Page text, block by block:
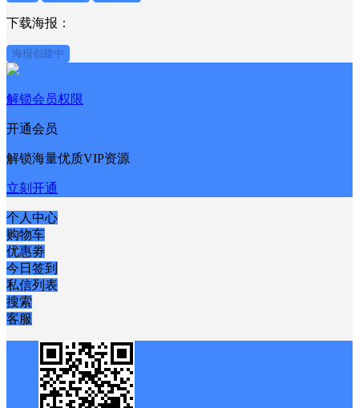
下载海报：
海报创建中
解锁会员权限
开通会员
解锁海量优质VIP资源
立刻开通
个人中心
购物车
优惠劵
今日签到
私信列表
搜索
客服